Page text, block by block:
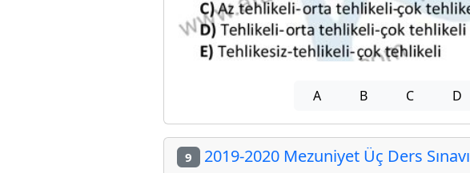
A B C D
9 2019-2020 Mezuniyet Üç Ders Sınavı